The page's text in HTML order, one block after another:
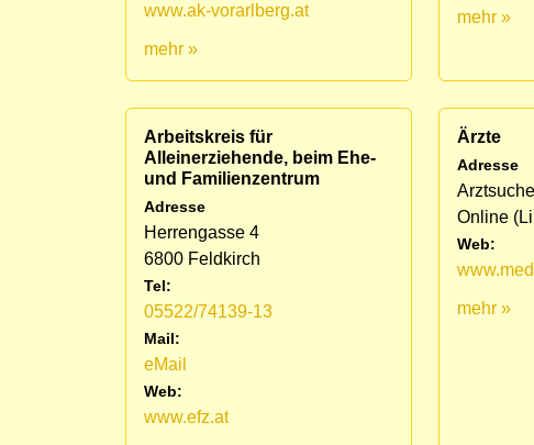
www.ak-vorarlberg.at
mehr »
mehr »
Arbeitskreis für
Alleinerziehende, beim Ehe-
und Familienzentrum
Adresse
Herrengasse 4
6800 Feldkirch
Tel:
05522/74139-13
Mail:
eMail
Web:
www.efz.at
Ärzte
Adresse
Online
Web:
mehr »